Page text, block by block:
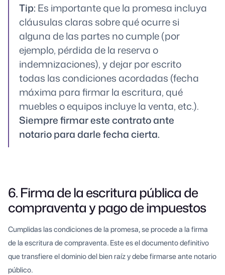
Tip: Es importante que la promesa incluya
cláusulas claras sobre qué ocurre si
alguna de las partes no cumple (por
ejemplo, pérdida de la reserva o
indemnizaciones), y dejar por escrito
todas las condiciones acordadas (fecha
máxima para firmar la escritura, qué
muebles o equipos incluye la venta, etc.).
Siempre firmar este contrato ante
notario para darle fecha cierta.
6. Firma de la escritura pública de
compraventa y pago de impuestos
Cumplidas las condiciones de la promesa, se procede a la firma
de la escritura de compraventa. Este es el documento definitivo
que transfiere el dominio del bien raíz y debe firmarse ante notario
público.